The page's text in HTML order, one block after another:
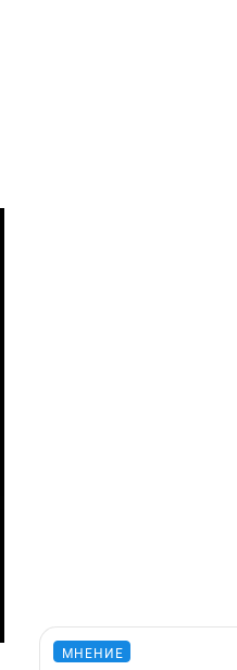
МНЕНИЕ